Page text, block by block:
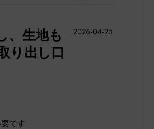
、生地も
り出し口
です
公
2026-04-25